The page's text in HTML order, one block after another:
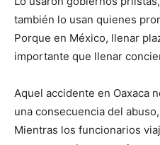
también lo usan quienes
Porque en México, llenar
importante que llenar
Aquel accidente en Oaxaca
una consecuencia del
Mientras los funcionarios